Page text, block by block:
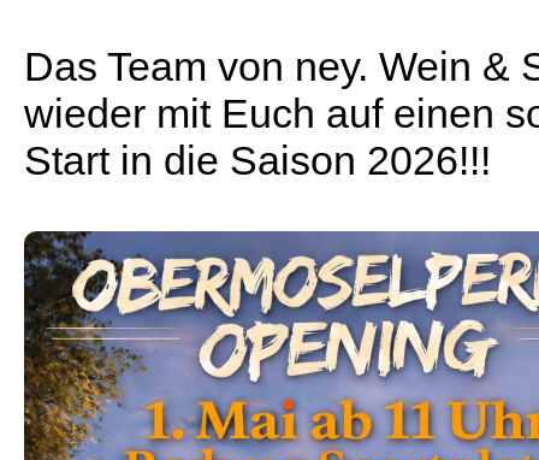
Das Team von ney. Wein &
wieder mit Euch auf einen
Start in die Saison 2026!!!